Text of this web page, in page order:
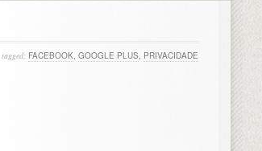
tagged: FACEBOOK, GOOGLE PLUS, PRIVACIDADE